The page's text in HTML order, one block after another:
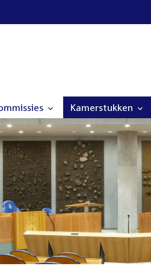
Kamerstukken